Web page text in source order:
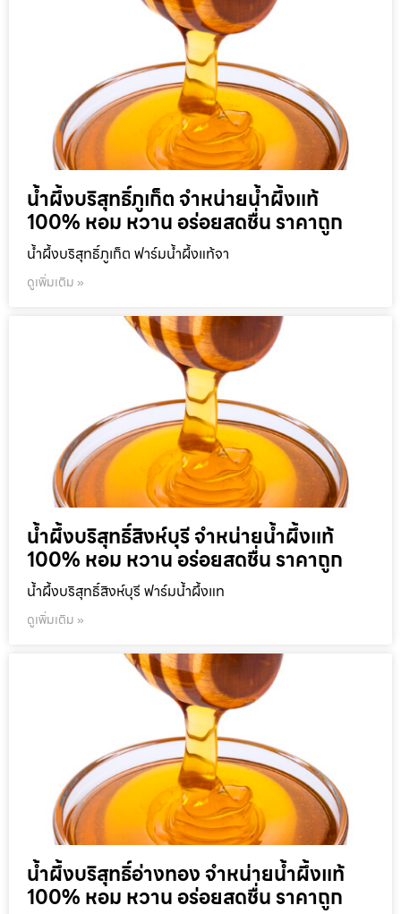
น้ำผึ้งบริสุทธิ์ภูเก็ต จำหน่ายน้ำผึ้งแท้
100% หอม หวาน อร่อยสดชื่น ราคาถูก
น้ำผึ้งบริสุทธิ์ภูเก็ต ฟาร์มน้ำผึ้งแท้จา
ดูเพิ่มเติม »
น้ำผึ้งบริสุทธิ์สิงห์บุรี จำหน่ายน้ำผึ้งแท้
100% หอม หวาน อร่อยสดชื่น ราคาถูก
น้ำผึ้งบริสุทธิ์สิงห์บุรี ฟาร์มน้ำผึ้งแท
ดูเพิ่มเติม »
น้ำผึ้งบริสุทธิ์อ่างทอง จำหน่ายน้ำผึ้งแท้
100% หอม หวาน อร่อยสดชื่น ราคาถูก